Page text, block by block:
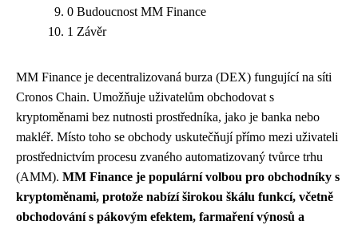
0 Budoucnost MM Finance
1 Závěr
MM Finance je decentralizovaná burza (DEX) fungující na síti
Cronos Chain. Umožňuje uživatelům obchodovat s
kryptoměnami bez nutnosti prostředníka, jako je banka nebo
makléř. Místo toho se obchody uskutečňují přímo mezi uživateli
prostřednictvím procesu zvaného automatizovaný tvůrce trhu
(AMM). MM Finance je populární volbou pro obchodníky s
kryptoměnami, protože nabízí širokou škálu funkcí, včetně
obchodování s pákovým efektem, farmaření výnosů a